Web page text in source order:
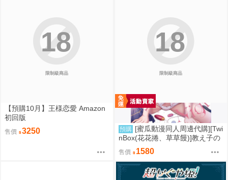
限制級商品
18
【預購10月】王様恋愛 Amazon
初回版
售價 3250
限制級商品
18
預購 [蜜瓜動漫同人周邊代購][Twi
nBox(花花捲、草草饅)]教え子の
弱みを握って辱めてみた【B2W
スエードタペストリー】(B2掛軸
特典版)(同人誌)
售價 1580